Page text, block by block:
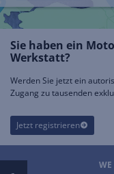
Sie haben ein
Werkstatt?
Werden Sie jetzt ein
Zugang zu tausenden
Jetzt registrieren
WE